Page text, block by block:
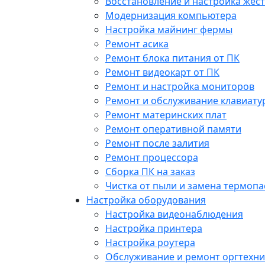
Модернизация компьютера
Настройка майнинг фермы
Ремонт асика
Ремонт блока питания от ПК
Ремонт видеокарт от ПК
Ремонт и настройка мониторов
Ремонт и обслуживание
Ремонт материнских плат
Ремонт оперативной памяти
Ремонт после залития
Ремонт процессора
Сборка ПК на заказ
Чистка от пыли и замена
Настройка оборудования
Настройка видеонаблюдения
Настройка принтера
Настройка роутера
Обслуживание и ремонт